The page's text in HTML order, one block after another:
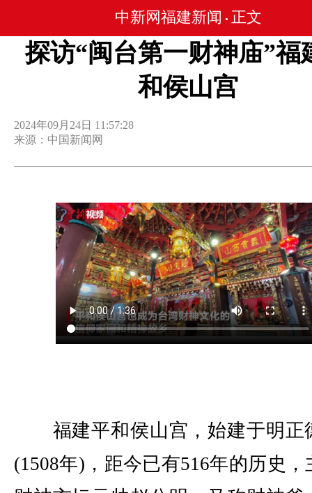
中新网福建新闻 • 正文
探访“闽台第一财神庙”福
和侯山宫
2024年09月24日 11:57:28
来源：中国新闻网
福建平和侯山宫，始建于明正
(1508年)，距今已有516年的历史，